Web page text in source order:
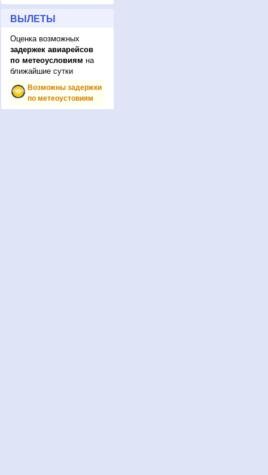
ВЫЛЕТЫ
Оценка возможных
задержек авиарейсов
по метеоусловиям на
ближайшие сутки
Возможны задержки
по метеоустовиям